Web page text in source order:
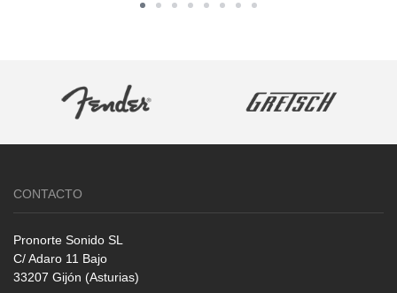
CONTACTO
Pronorte Sonido SL
C/ Adaro 11 Bajo
33207 Gijón (Asturias)